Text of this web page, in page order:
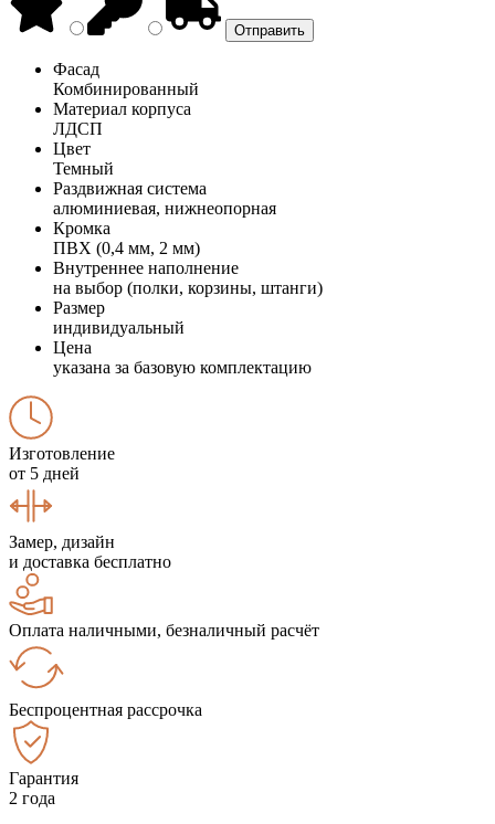
Фасад
Комбинированный
Материал корпуса
ЛДСП
Цвет
Темный
Раздвижная система
алюминиевая, нижнеопорная
Кромка
ПВХ (0,4 мм, 2 мм)
Внутреннее наполнение
на выбор (полки, корзины, штанги)
Размер
индивидуальный
Цена
указана за базовую комплектацию
Изготовление
от 5 дней
Замер, дизайн
и доставка бесплатно
Оплата наличными, безналичный расчёт
Беспроцентная рассрочка
Гарантия
2 года